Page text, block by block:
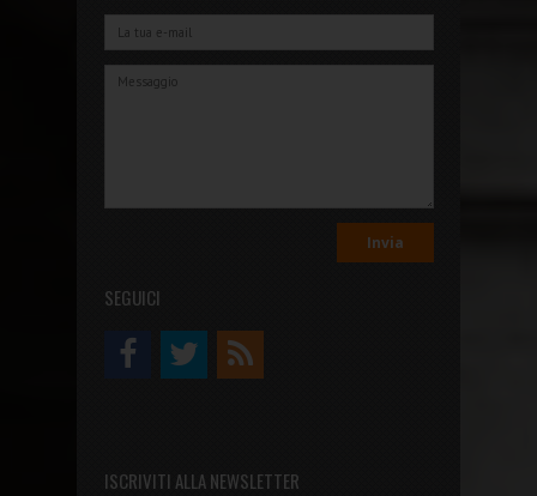
SEGUICI
ISCRIVITI ALLA NEWSLETTER